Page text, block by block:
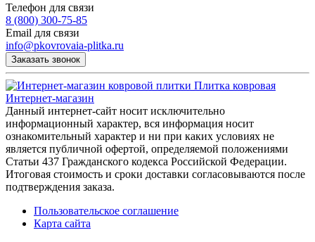
Телефон для связи
8 (800) 300-75-85
Email для связи
info@pkovrovaia-plitka.ru
Заказать звонок
Плитка ковровая
Интернет-магазин
Данный интернет-сайт носит исключительно
информационный характер, вся информация носит
ознакомительный характер и ни при каких условиях не
является публичной офертой, определяемой положениями
Статьи 437 Гражданского кодекса Российской Федерации.
Итоговая стоимость и сроки доставки согласовываются после
подтверждения заказа.
Пользовательское соглашение
Карта сайта